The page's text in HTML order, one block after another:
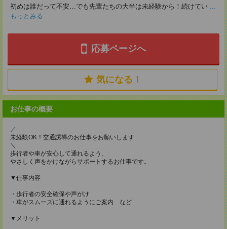
初めは誰だって不安…でも先輩たちの大半は未経験から！続けてい ...
もっとみる
応募ページへ
気になる！
お仕事の概要
／
未経験OK！交通誘導のお仕事をお願いします
＼
歩行者や車が安心して通れるよう、
やさしく声をかけながらサポートするお仕事です。
▼仕事内容
・歩行者の安全確保や声がけ
・車がスムーズに通れるようにご案内 など
▼メリット